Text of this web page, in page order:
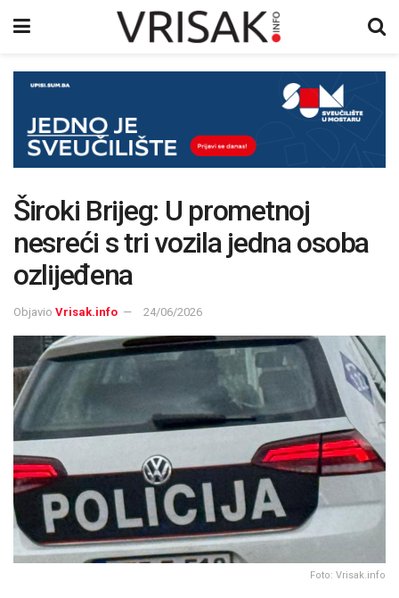
Široki Brijeg: U prometnoj
nesreći s tri vozila jedna osoba
ozlijeđena
Objavio Vrisak.info 24/06/2026
Foto: Vrisak.info